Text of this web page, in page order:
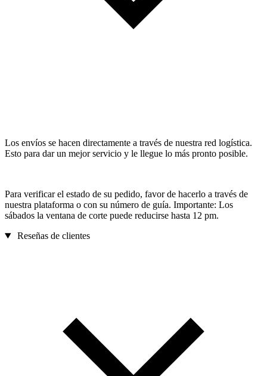
Los envíos se hacen directamente a través de nuestra red logística.
Esto para dar un mejor servicio y le llegue lo más pronto posible.
Para verificar el estado de su pedido, favor de hacerlo a través de
nuestra plataforma o con su número de guía. Importante: Los
sábados la ventana de corte puede reducirse hasta 12 pm.
Reseñas de clientes